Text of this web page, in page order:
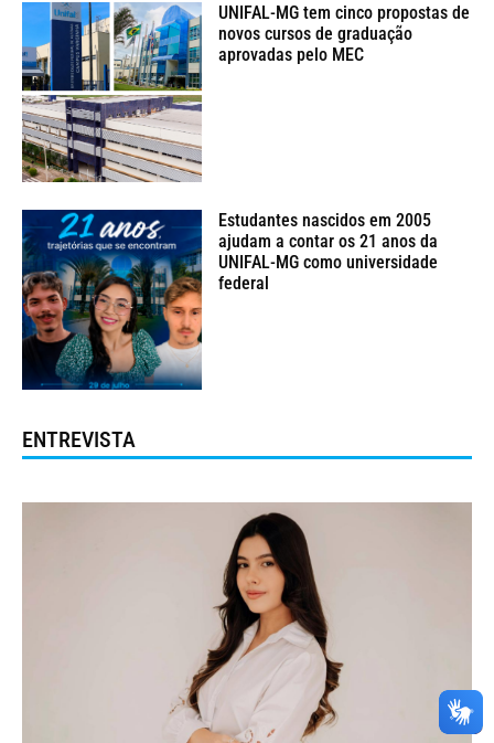
UNIFAL-MG tem cinco propostas de
novos cursos de graduação
aprovadas pelo MEC
Estudantes nascidos em 2005
ajudam a contar os 21 anos da
UNIFAL-MG como universidade
federal
ENTREVISTA